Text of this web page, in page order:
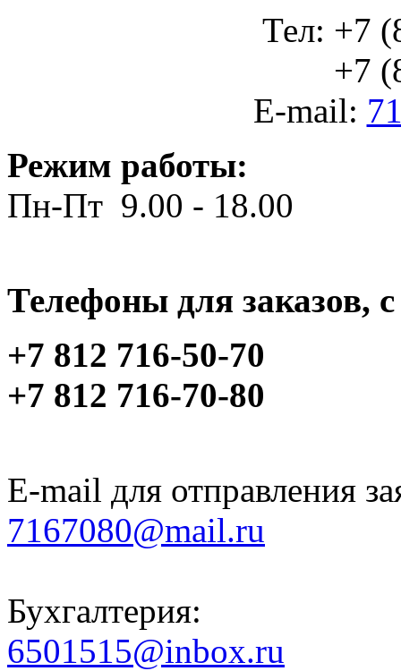
Тел: +7
+7
E-mail:
Режим работы:
Пн-Пт 9.00 - 18.00
Телефоны для заказов,
+7 812 716-50-70
+7 812 716-70-80
E-mail для отправления
7167080@mail.ru
Бухгалтерия:
6501515@inbox.ru